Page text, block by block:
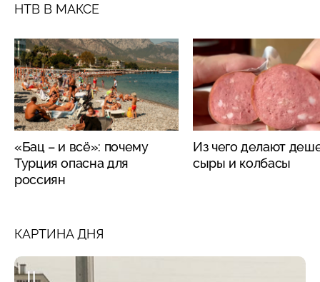
НТВ В МАКСЕ
«Бац – и всё»: почему
Турция опасна для
россиян
Из чего делают
сыры и колбасы
КАРТИНА ДНЯ